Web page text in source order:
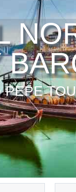
PEPE